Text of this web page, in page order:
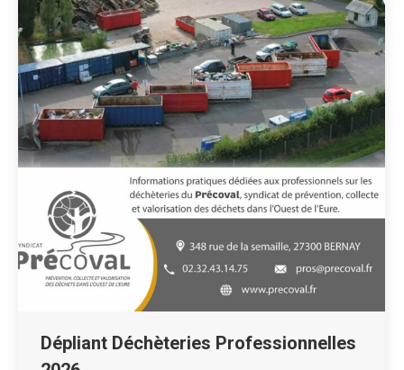
Dépliant Déchèteries Professionnelles